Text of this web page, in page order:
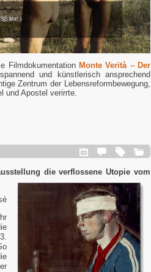
Filmdokumentation Monte Verità – Der
und künstlerisch ansprechend
Zentrum der Lebensreformbewegung,
und Apostel verirrte.
die verflossene Utopie vom